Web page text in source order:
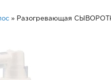
» Разогревающая